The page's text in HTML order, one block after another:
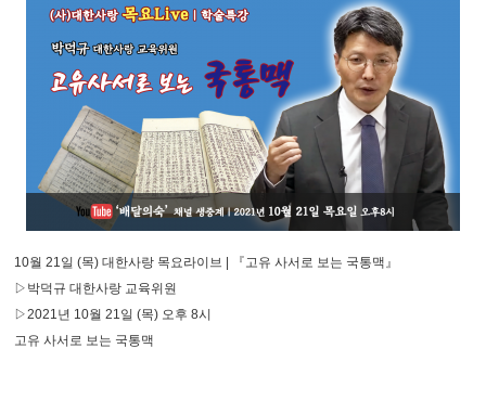
10월 21일 (목) 대한사랑 목요라이브 | 『고유 사서로 보는 국통맥』
▷박덕규 대한사랑 교육위원
▷2021년 10월 21일 (목) 오후 8시
고유 사서로 보는 국통맥